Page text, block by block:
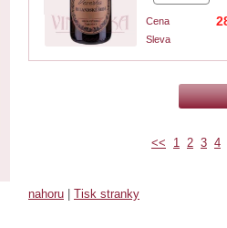
Cena
Sleva
<< 1 2 3 4
nahoru Tisk stranky